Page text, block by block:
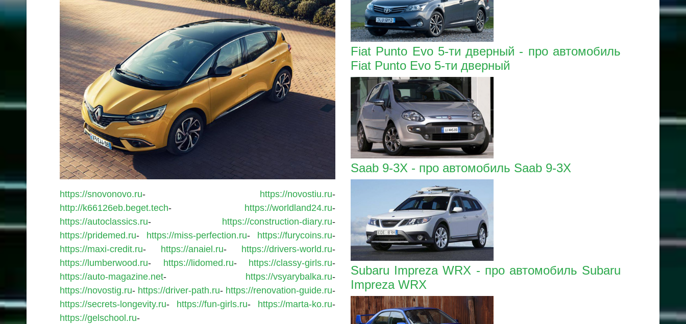
https://snovonovo.ru- https://novostiu.ru-
http://k66126eb.beget.tech- https://worldland24.ru-
https://autoclassics.ru- https://construction-diary.ru-
https://pridemed.ru- https://miss-perfection.ru- https://furycoins.ru-
https://maxi-credit.ru- https://anaiel.ru- https://drivers-world.ru-
https://lumberwood.ru- https://lidomed.ru- https://classy-girls.ru-
https://auto-magazine.net- https://vsyarybalka.ru-
https://novostig.ru- https://driver-path.ru- https://renovation-guide.ru-
https://secrets-longevity.ru- https://fun-girls.ru- https://marta-ko.ru-
https://gelschool.ru-
Fiat Punto Evo 5-ти дверный - про автомобиль
Fiat Punto Evo 5-ти дверный
Saab 9-3X - про автомобиль Saab 9-3X
Subaru Impreza WRX - про автомобиль Subaru
Impreza WRX